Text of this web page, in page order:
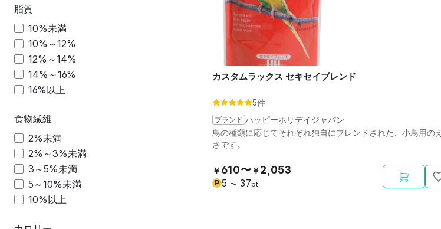
脂質
10%未満
10%～12%
12%～14%
14%～16%
16%以上
食物繊維
2%未満
2%～3%未満
3～5%未満
5～10%未満
10%以上
カスタムラックス セキセイブレンド
5件
ブランド ハッピーホリデイジャパン
鳥の種類に応じてそれぞれ独自にブレンドされた、小鳥用のえ
さです。
￥ 610〜 ￥2,053
P 5 〜 37pt